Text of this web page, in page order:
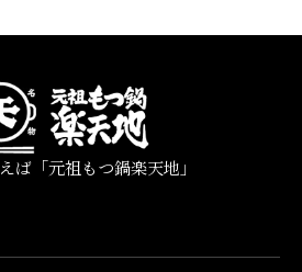
ば「元祖もつ鍋楽天地」